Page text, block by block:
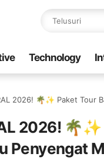
Technology
Bintan Tanjungpinang Pulau Penyengat Murah & Hits,
2026!
Penyengat